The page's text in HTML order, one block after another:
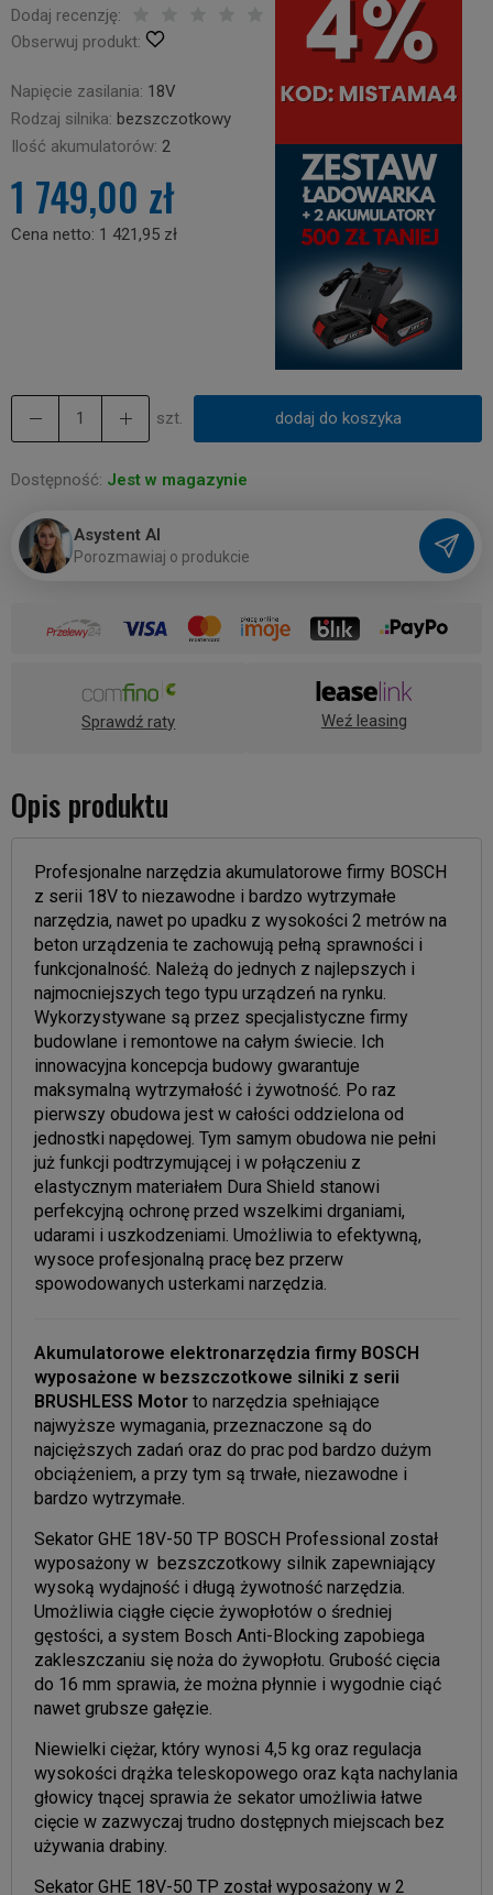
Dodaj recenzję:
Obserwuj produkt:
Napięcie zasilania: 18V
Rodzaj silnika: bezszczotkowy
Ilość akumulatorów: 2
1 749,00 zł
Cena netto: 1 421,95 zł
szt. dodaj do koszyka
Dostępność: Jest w magazynie
Asystent AI
Porozmawiaj o produkcie
Sprawdź raty Weź leasing
Opis produktu
Profesjonalne narzędzia akumulatorowe firmy BOSCH
z serii 18V to niezawodne i bardzo wytrzymałe
narzędzia, nawet po upadku z wysokości 2 metrów na
beton urządzenia te zachowują pełną sprawności i
funkcjonalność. Należą do jednych z najlepszych i
najmocniejszych tego typu urządzeń na rynku.
Wykorzystywane są przez specjalistyczne firmy
budowlane i remontowe na całym świecie. Ich
innowacyjna koncepcja budowy gwarantuje
maksymalną wytrzymałość i żywotność. Po raz
pierwszy obudowa jest w całości oddzielona od
jednostki napędowej. Tym samym obudowa nie pełni
już funkcji podtrzymującej i w połączeniu z
elastycznym materiałem Dura Shield stanowi
perfekcyjną ochronę przed wszelkimi drganiami,
udarami i uszkodzeniami. Umożliwia to efektywną,
wysoce profesjonalną pracę bez przerw
spowodowanych usterkami narzędzia.
Akumulatorowe elektronarzędzia firmy BOSCH
wyposażone w bezszczotkowe silniki z serii
BRUSHLESS Motor to narzędzia spełniające
najwyższe wymagania, przeznaczone są do
najcięższych zadań oraz do prac pod bardzo dużym
obciążeniem, a przy tym są trwałe, niezawodne i
bardzo wytrzymałe.
Sekator GHE 18V-50 TP BOSCH Professional został
wyposażony w bezszczotkowy silnik zapewniający
wysoką wydajność i długą żywotność narzędzia.
Umożliwia ciągłe cięcie żywopłotów o średniej
gęstości, a system Bosch Anti-Blocking zapobiega
zakleszczaniu się noża do żywopłotu. Grubość cięcia
do 16 mm sprawia, że można płynnie i wygodnie ciąć
nawet grubsze gałęzie.
Niewielki ciężar, który wynosi 4,5 kg oraz regulacja
wysokości drążka teleskopowego oraz kąta nachylania
głowicy tnącej sprawia że sekator umożliwia łatwe
cięcie w zazwyczaj trudno dostępnych miejscach bez
używania drabiny.
Sekator GHE 18V-50 TP został wyposażony w 2